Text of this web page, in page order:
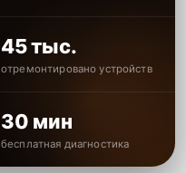
45 тыс.
отремонтировано устройств
30 мин
бесплатная диагностика